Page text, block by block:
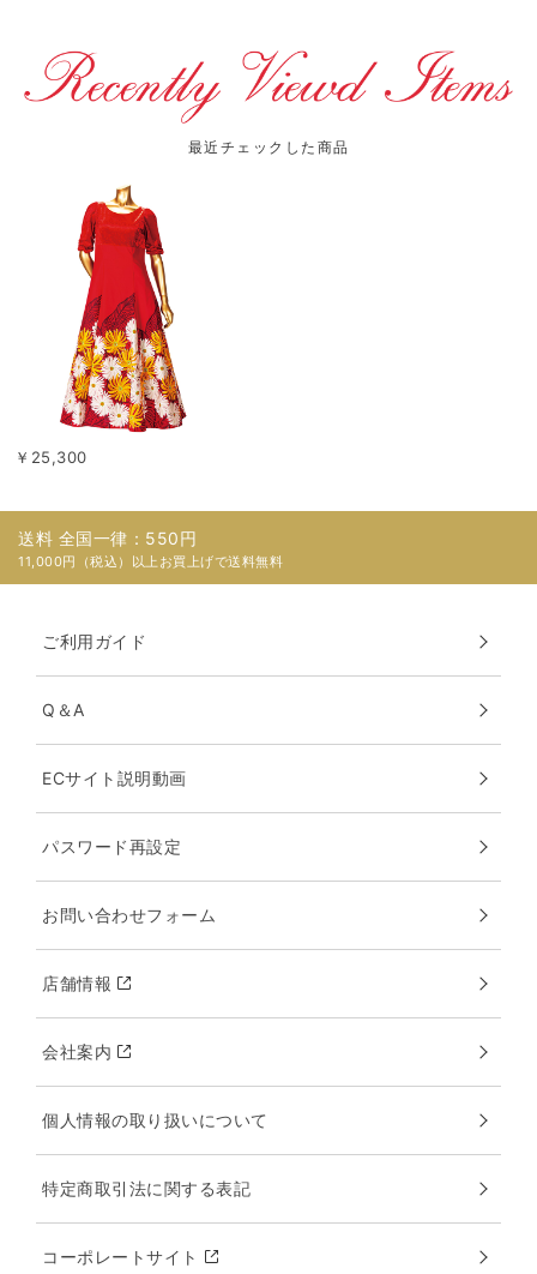
最近チェックした商品
￥25,300
送料 全国一律：550円
11,000円（税込）以上お買上げで送料無料
ご利用ガイド
Q＆A
ECサイト説明動画
パスワード再設定
お問い合わせフォーム
店舗情報
会社案内
個人情報の取り扱いについて
特定商取引法に関する表記
コーポレートサイト